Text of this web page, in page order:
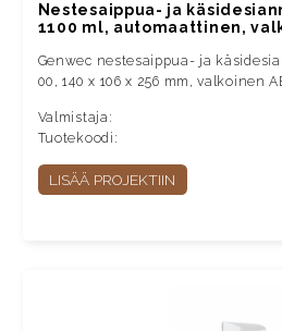
Nestesaippua- ja
1100 ml, automaattinen,
Genwec nestesaippua- ja
00, 140 x 106 x 256 mm, valkoinen
Valmistaja:
Tuotekoodi:
LISÄÄ PROJEKTIIN